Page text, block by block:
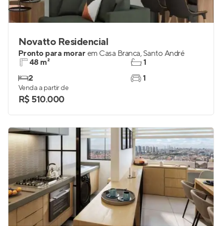
Novatto Residencial
Pronto para morar em Casa Branca,Santo André
48 m²
2
1
1
Venda a partir de
R$ 510.000